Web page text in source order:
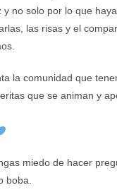
y no solo por lo que
las risas y el
la comunidad que
que se animan y
miedo de hacer
boba.